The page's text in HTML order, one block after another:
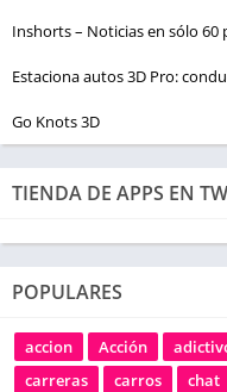
Inshorts – Noticias en sólo 60
Estaciona autos 3D Pro:
Go Knots 3D
TIENDA DE APPS EN
POPULARES
accion Acción
carreras
carros chat